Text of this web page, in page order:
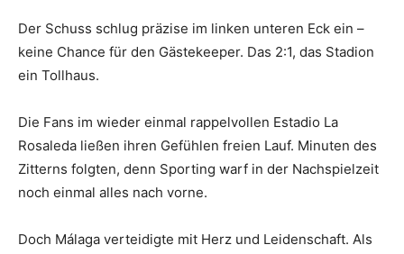
Der Schuss schlug präzise im linken unteren Eck ein –
keine Chance für den Gästekeeper. Das 2:1, das Stadion
ein Tollhaus.
Die Fans im wieder einmal rappelvollen Estadio La
Rosaleda ließen ihren Gefühlen freien Lauf. Minuten des
Zitterns folgten, denn Sporting warf in der Nachspielzeit
noch einmal alles nach vorne.
Doch Málaga verteidigte mit Herz und Leidenschaft. Als